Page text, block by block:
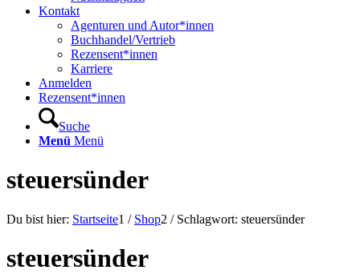
Kontakt
Agenturen und Autor*innen
Buchhandel/Vertrieb
Rezensent*innen
Karriere
Anmelden
Rezensent*innen
Suche
Menü Menü
steuersünder
Du bist hier: Startseite1 / Shop2 / Schlagwort: steuersünder
steuersünder